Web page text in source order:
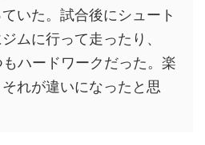
いた。試合後にシュート
ムに行って走ったり、
ハードワークだった。楽
れが違いになったと思